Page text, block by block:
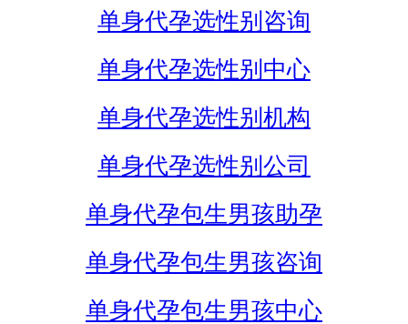
单身代孕选性别咨询
单身代孕选性别中心
单身代孕选性别机构
单身代孕选性别公司
单身代孕包生男孩助孕
单身代孕包生男孩咨询
单身代孕包生男孩中心